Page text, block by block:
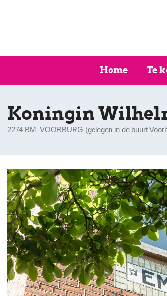
Home Te
Koningin
2274 BM, VOORBURG (gelegen in de buurt